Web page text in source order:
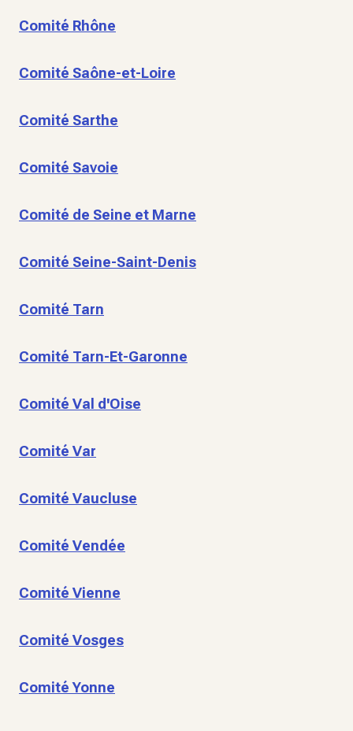
Comité Rhône
Comité Saône-et-Loire
Comité Sarthe
Comité Savoie
Comité de Seine et Marne
Comité Seine-Saint-Denis
Comité Tarn
Comité Tarn-Et-Garonne
Comité Val d'Oise
Comité Var
Comité Vaucluse
Comité Vendée
Comité Vienne
Comité Vosges
Comité Yonne